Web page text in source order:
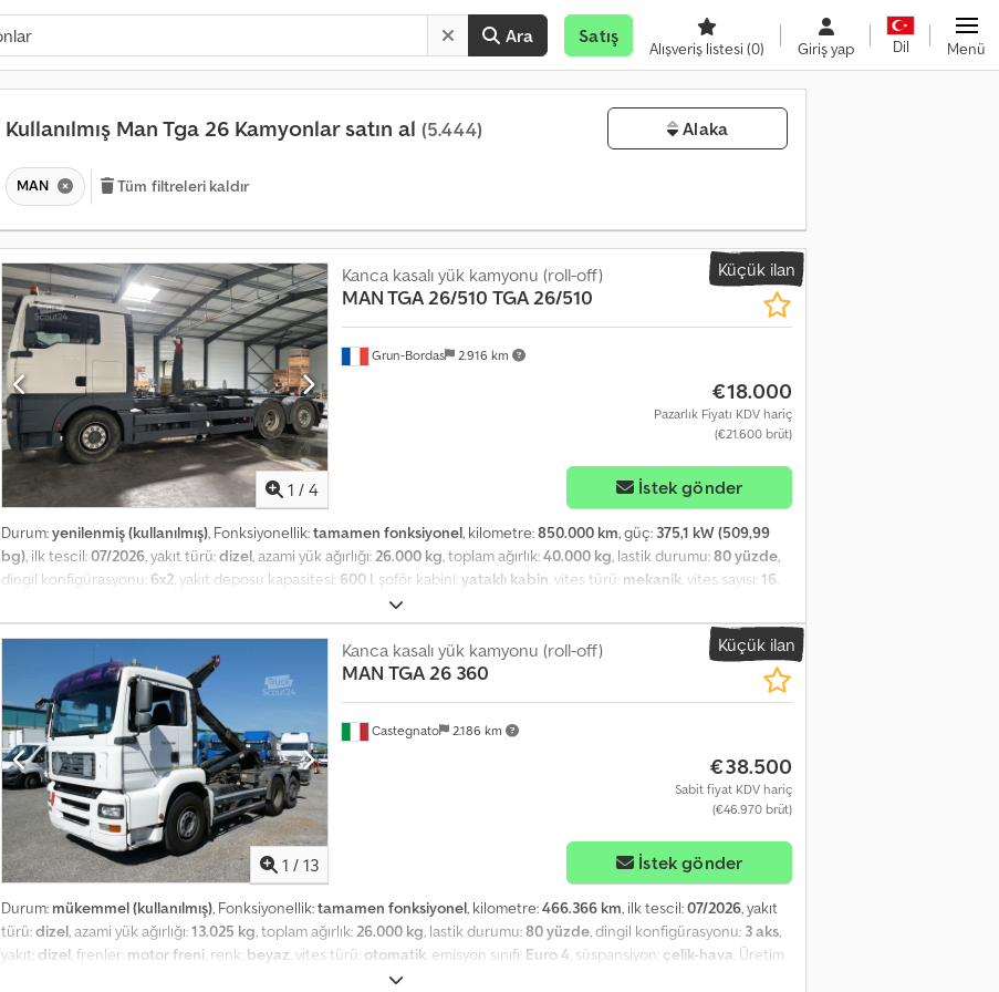
Ara Satış
Alışveriş listesi (0) Giriş yap Dil Menü
Kullanılmış Man Tga 26 Kamyonlar satın al (5.444) Alaka
MAN Tüm filtreleri kaldır
Küçük ilan
1 / 4
Grun-Bordas 2.916 km
Kanca kasalı yük kamyonu (roll-off)
MAN TGA 26/510 TGA 26/510
€18.000
Pazarlık Fiyatı KDV hariç
(€21.600 brüt)
İstek gönder
Durum:yenilenmiş (kullanılmış), Fonksiyonellik:tamamen fonksiyonel, kilometre:850.000 km, güç: 375,1 kW (509,99
bg), ilk tescil:07/2026, yakıt türü:dizel, azami yük ağırlığı:26.000 kg, toplam ağırlık:40.000 kg, lastik durumu:80 yüzde,
dingil konfigürasyonu: 6x2, yakıt deposu kapasitesi: 600 l, şoför kabini:yataklı kabin, vites türü: mekanik, vites sayısı:16,
, Donanım:ABS, Takograf, araba tescili, diferansiyel kilidi, elektrikli
ayna, elektrikli cam sistemi, hidrolik direksiyon, hız sabitleyici, kamyon kaydı, klima, kompresör, merkezi kilitleme,
park klima, park ısıtıcısı, retarder, sigara içilmeyen araç, sisal lambaları, soğutma ünitesi, tır çekici bağlantısı,
Merhaba, motoru tamamen yenilenmiş bir kamyon: pistonlar, krank yatağı, yeni silindir kapakları, yeni frenler, çok iyi
durumda lastikler, yeni su pompası, orijinal MAN marka yeni sürücü koltuğu ve iyi durumda bir kabin içi. Crodpfxjzi Dixs
Amvjf Motor, silindir yataklarındaki contaların sızdırmazlık sorunundan dolayı yenilendi. Bu kamyon, işten ayrılma
nedeniyle satılıktır.
Küçük ilan
1 / 13
Castegnato 2.186 km
Kanca kasalı yük kamyonu (roll-off)
MAN TGA 26 360
€38.500
Sabit fiyat KDV hariç
(€46.970 brüt)
İstek gönder
Durum: mükemmel (kullanılmış), Fonksiyonellik:tamamen fonksiyonel, kilometre:466.366 km, ilk tescil:07/2026, yakıt
türü:dizel, azami yük ağırlığı:13.025 kg, toplam ağırlık:26.000 kg, lastik durumu:80 yüzde, dingil konfigürasyonu: 3 aks,
yakıt: dizel, frenler: motor freni, renk: beyaz, vites türü: otomatik, emisyon sınıfı: Euro 4, süspansiyon: çelik-hava, Üretim
ABS, EBS (Elektronik Fren Sistemi), Takograf, diferansiyel kilidi, kamyon kaydı, klima